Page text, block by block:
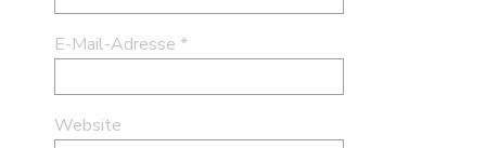
E-Mail-Adresse *
Website